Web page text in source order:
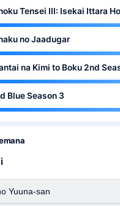
Tensei III: Isekai Ittara
no Jaadugar
na Kimi to Boku 2nd
Blue Season 3
Yuuna-san